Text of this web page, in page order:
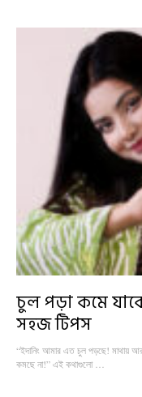
চুল পড়া কমে
সহজ টিপস
“ইদানিং আমার এত চুল পড়ছে! মাথায়
কমছে না!” এই কথাগুলো …